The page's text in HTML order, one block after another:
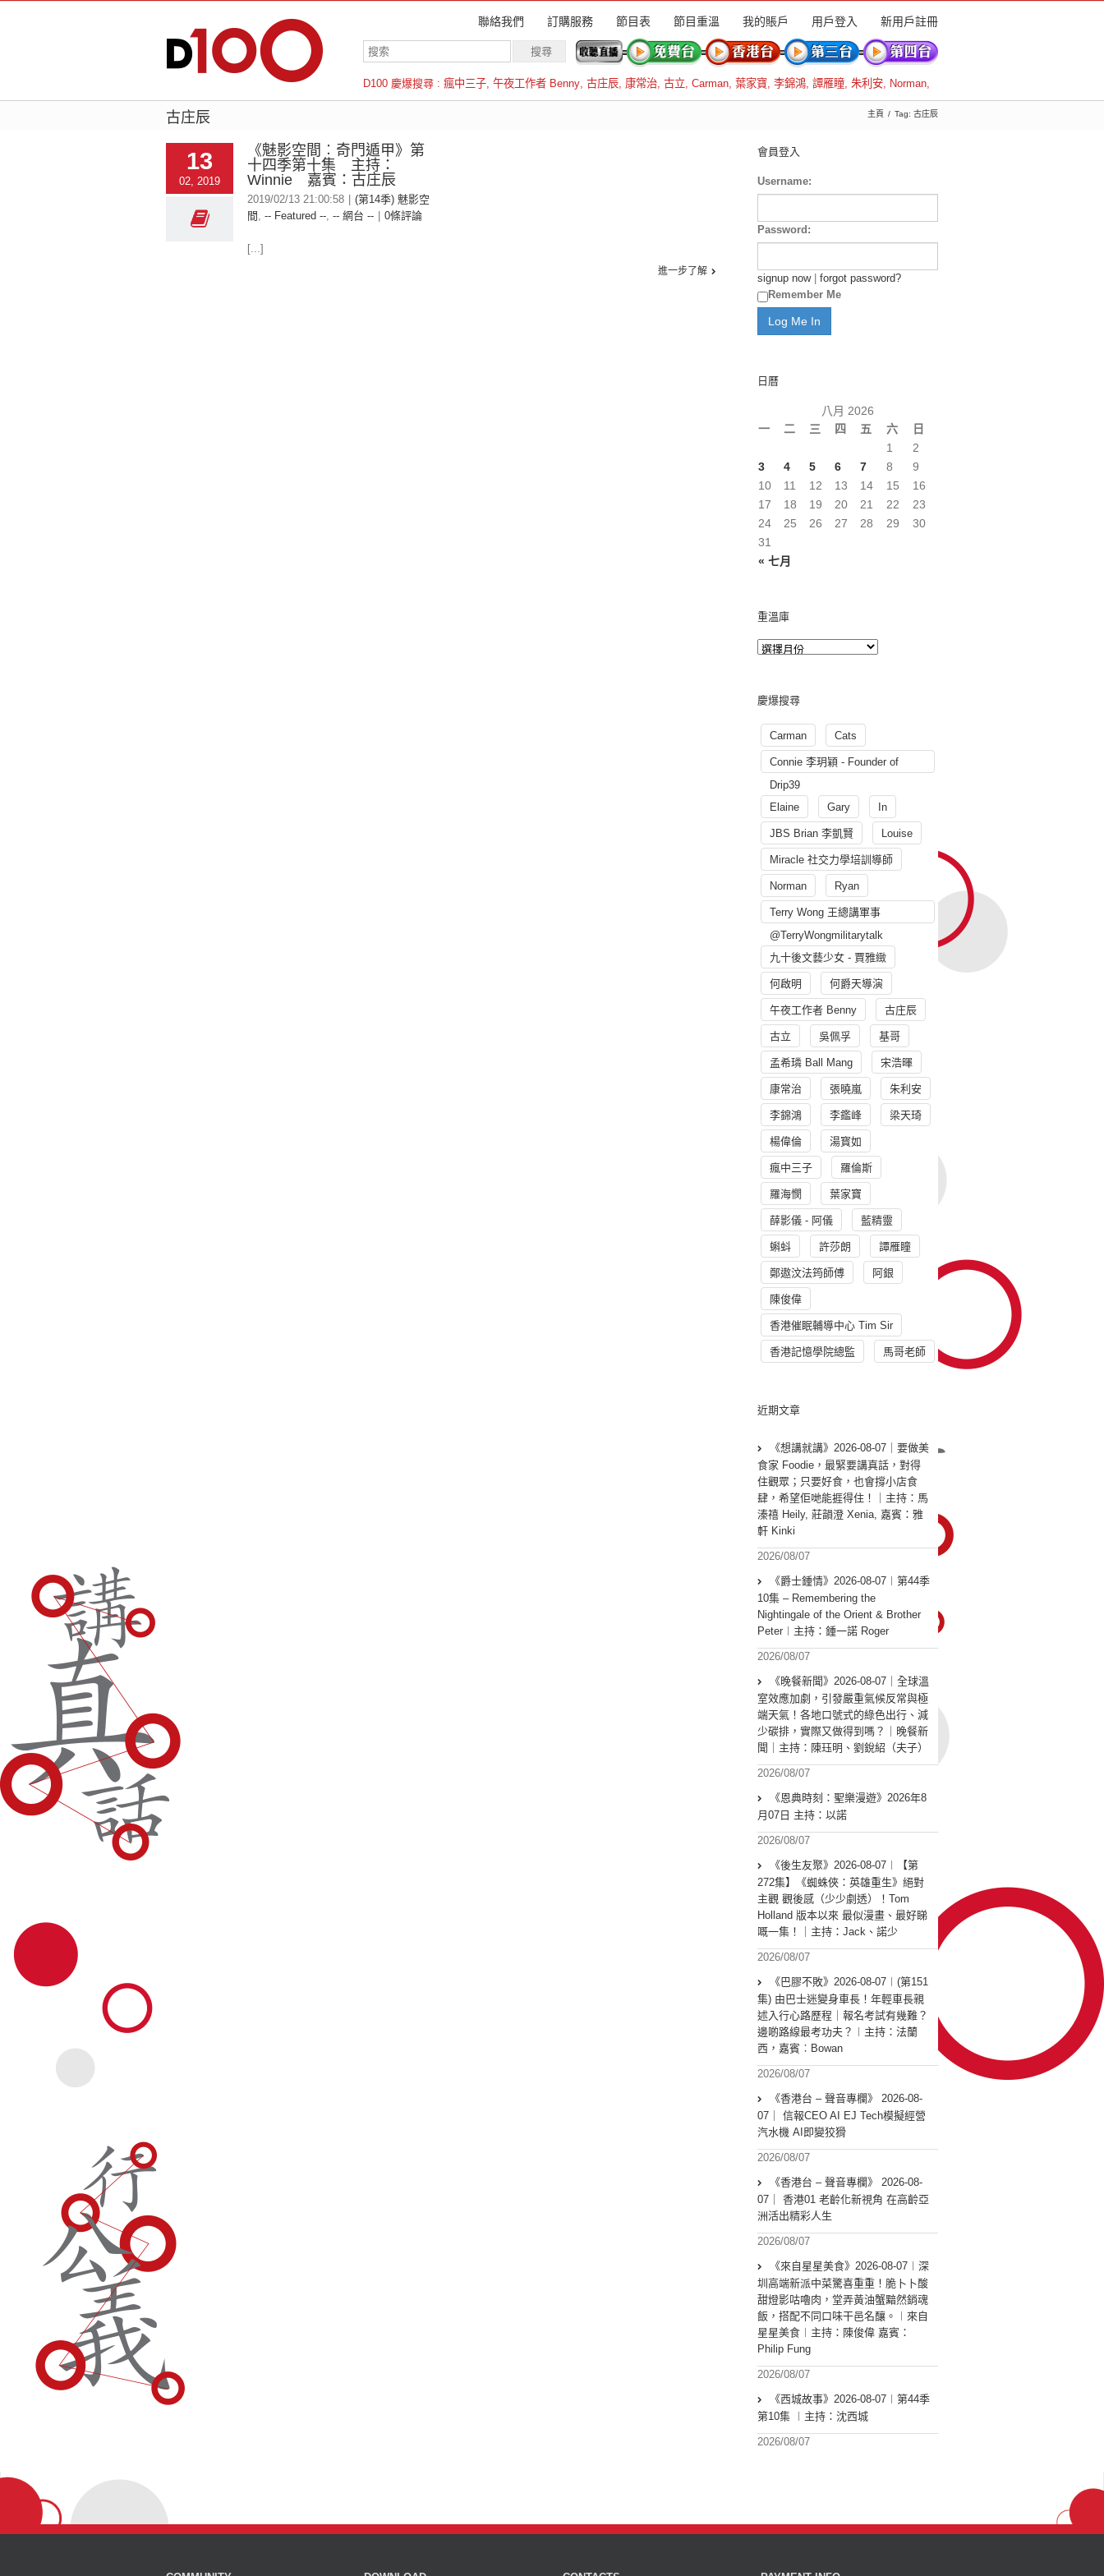
聯絡我們 訂購服務 節目表 節目重溫 我的賬戶 用戶登入 新用戶註冊
D100 慶爆搜尋 : 瘋中三子, 午夜工作者 Benny, 古庄辰, 康常治, 古立, Carman, 葉家寶, 李錦鴻, 譚雁瞳, 朱利安, Norman,
羅倫斯
古庄辰 主頁 Tag: 古庄辰
13
02, 2019
《魅影空間︰奇門遁甲》第
十四季第十集 主持：
Winnie 嘉賓：古庄辰
2019/02/13 21:00:58
(第14季) 魅影空
間 , -- Featured --, -- 網台 -- 0條評論
[...]
進一步了解
會員登入
Username:
Password:
signup now| forgot password?
Remember Me
日曆
八月 2026
一
二 三 四 五 六 日
« 七月
1
2
3
4 5 6 7 8
9
10
11 12 13 14 15
16
17
18 19 20 21 22
23
24
25 26 27 28 29
30
31
重溫庫
慶爆搜尋
Carman Cats
Connie 李玥穎 - Founder of
Drip39
Elaine
Gary In
JBS Brian 李凱賢 Louise
Miracle 社交力學培訓導師
Norman Ryan
Terry Wong 王總講軍事
@TerryWongmilitarytalk
九十後文藝少女 - 賈雅緻
何啟明 何爵天導演
午夜工作者 Benny 古庄辰
古立 吳佩孚 基哥
孟希璘 Ball Mang 宋浩暉
康常治 張曉嵐 朱利安
李錦鴻 李鑑峰 梁天琦
楊偉倫 湯寳如
瘋中三子 羅倫斯
羅海憫 葉家寶
薛影儀 - 阿儀 藍精靈
蝌蚪 許莎朗 譚雁瞳
鄭遨汶法筠師傅 阿銀
陳俊偉
香港催眠輔導中心 Tim Sir
香港記憶學院總監 馬哥老師
近期文章
《想講就講》2026-08-07｜要做美
食家 Foodie，最緊要講真話，對得
住觀眾；只要好食，也會撐小店食
肆，希望佢哋能捱得住！｜主持：馬
溱禧 Heily, 莊韻澄 Xenia, 嘉賓：雅
軒 Kinki
2026/08/07
《爵士鍾情》2026-08-07︱第44季
10集 – Remembering the
Nightingale of the Orient & Brother
Peter︱主持：鍾一諾 Roger
2026/08/07
《晚餐新聞》2026-08-07｜全球溫
室效應加劇，引發嚴重氣候反常與極
端天氣！各地口號式的綠色出行、減
少碳排，實際又做得到嗎？｜晚餐新
聞｜主持：陳珏明、劉銳紹（夫子）
2026/08/07
《恩典時刻：聖樂漫遊》2026年8
月07日 主持：以諾
2026/08/07
《後生友聚》2026-08-07︱【第
272集】《蜘蛛俠：英雄重生》絕對
主觀 觀後感（少少劇透）！Tom
Holland 版本以來 最似漫畫、最好睇
嘅一集！｜主持：Jack、諾少
2026/08/07
《巴膠不敗》2026-08-07︱(第151
集) 由巴士迷變身車長！年輕車長親
述入行心路歷程｜報名考試有幾難？
邊啲路線最考功夫？︱主持：法蘭
西，嘉賓︰Bowan
2026/08/07
《香港台 – 聲音專欄》 2026-08-
07｜ 信報CEO AI EJ Tech模擬經營
汽水機 AI即變狡猾
2026/08/07
《香港台 – 聲音專欄》 2026-08-
07｜ 香港01 老齡化新視角 在高齡亞
洲活出精彩人生
2026/08/07
《來自星星美食》2026-08-07︱深
圳高端新派中菜驚喜重重！脆卜卜酸
甜燈影咕嚕肉，堂弄黃油蟹黯然銷魂
飯，搭配不同口味干邑名釀。︱來自
星星美食︱主持：陳俊偉 嘉賓：
Philip Fung
2026/08/07
《西城故事》2026-08-07︱第44季
第10集 ︱主持：沈西城
2026/08/07